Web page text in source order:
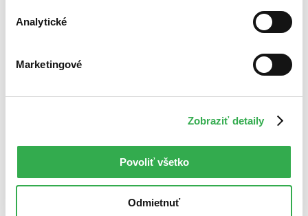
Analytické
Marketingové
Zobraziť detaily
Povoliť všetko
Odmietnuť
Novinky
Najvyššia zľava
Použité filtre
Skúste prosím zmeniť vyhľadávaný výraz.
Náš pomocník Sherlock vám ju s radosťou vypátra!